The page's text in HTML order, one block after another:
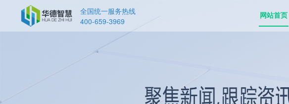
全国统一服务热线
400-659-3969
网站首页